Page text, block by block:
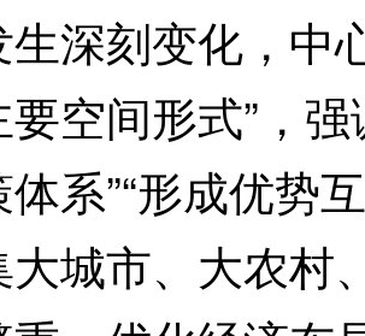
生深刻变化，中
空间形式”，
系”“形成优势
大城市、大农村